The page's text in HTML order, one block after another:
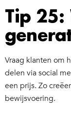
Tip 25:
Vraag klanten om
delen via social
een prijs. Zo
bewijsvoering.